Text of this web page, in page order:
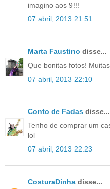
imagino aos 9!!!
07 abril, 2013 21:51
Marta Faustino disse...
Que bonitas fotos!
07 abril, 2013 22:10
Conto de Fadas disse...
Tenho de comprar um
lol
07 abril, 2013 22:23
CosturaDinha disse...